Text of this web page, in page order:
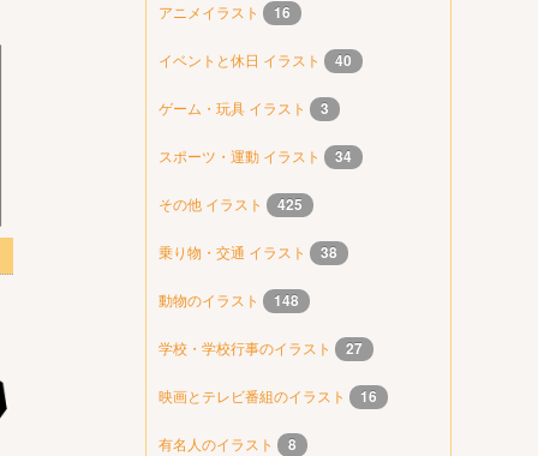
アニメイラスト 16
イベントと休日 イラスト 40
ゲーム・玩具 イラスト 3
スポーツ・運動 イラスト 34
その他 イラスト 425
乗り物・交通 イラスト 38
動物のイラスト 148
学校・学校行事のイラスト 27
映画とテレビ番組のイラスト 16
有名人のイラスト 8